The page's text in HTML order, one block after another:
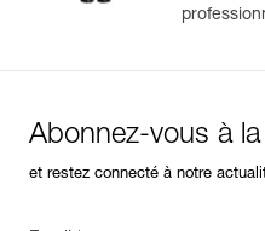
Abonnez-vous à
et restez connecté à notre